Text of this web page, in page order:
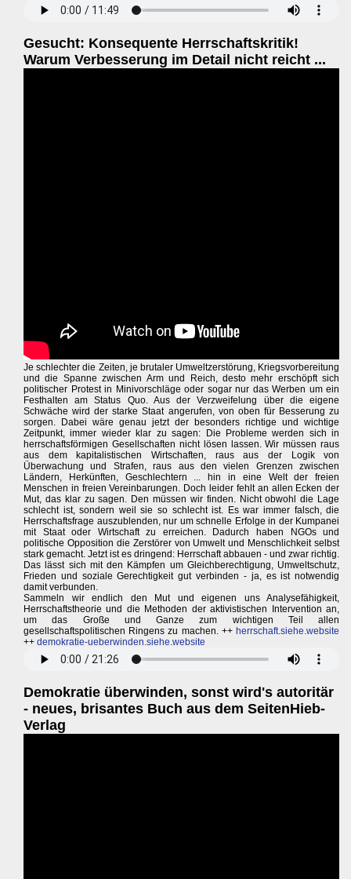
Gesucht: Konsequente Herrschaftskritik!
Warum Verbesserung im Detail nicht reicht ...
Je schlechter die Zeiten, je brutaler Umweltzerstörung, Kriegsvorbereitung
und die Spanne zwischen Arm und Reich, desto mehr erschöpft sich
politischer Protest in Minivorschläge oder sogar nur das Werben um ein
Festhalten am Status Quo. Aus der Verzweifelung über die eigene
Schwäche wird der starke Staat angerufen, von oben für Besserung zu
sorgen. Dabei wäre genau jetzt der besonders richtige und wichtige
Zeitpunkt, immer wieder klar zu sagen: Die Probleme werden sich in
herrschaftsförmigen Gesellschaften nicht lösen lassen. Wir müssen raus
aus dem kapitalistischen Wirtschaften, raus aus der Logik von
Überwachung und Strafen, raus aus den vielen Grenzen zwischen
Ländern, Herkünften, Geschlechtern ... hin in eine Welt der freien
Menschen in freien Vereinbarungen. Doch leider fehlt an allen Ecken der
Mut, das klar zu sagen. Den müssen wir finden. Nicht obwohl die Lage
schlecht ist, sondern weil sie so schlecht ist. Es war immer falsch, die
Herrschaftsfrage auszublenden, nur um schnelle Erfolge in der Kumpanei
mit Staat oder Wirtschaft zu erreichen. Dadurch haben NGOs und
politische Opposition die Zerstörer von Umwelt und Menschlichkeit selbst
stark gemacht. Jetzt ist es dringend: Herrschaft abbauen - und zwar richtig.
Das lässt sich mit den Kämpfen um Gleichberechtigung, Umweltschutz,
Frieden und soziale Gerechtigkeit gut verbinden - ja, es ist notwendig
damit verbunden.
Sammeln wir endlich den Mut und eigenen uns Analysefähigkeit,
Herrschaftstheorie und die Methoden der aktivistischen Intervention an,
um das Große und Ganze zum wichtigen Teil allen
gesellschaftspolitischen Ringens zu machen. ++ herrschaft.siehe.website
++ demokratie-ueberwinden.siehe.website
Demokratie überwinden, sonst wird's autoritär
- neues, brisantes Buch aus dem SeitenHieb-
Verlag